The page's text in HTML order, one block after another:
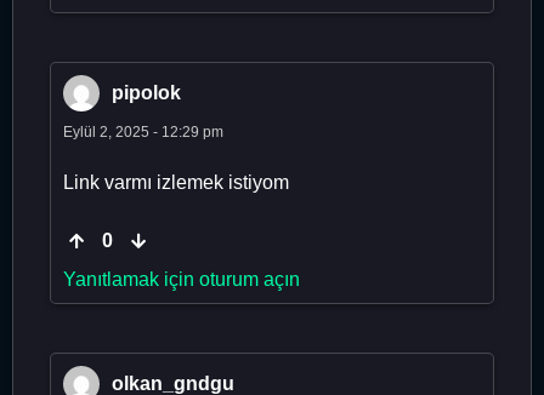
pipolok
Eylül 2, 2025 - 12:29 pm
Link varmı izlemek istiyom
0
Yanıtlamak için oturum açın
olkan_gndgu